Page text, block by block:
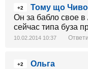
+2
Тому що
Он за бабло свое в
сейчас типа буза
10.02.2014 10:37
+2
Ольга